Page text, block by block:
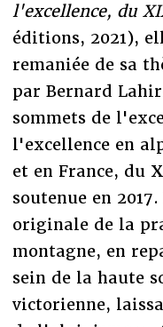
l'excellence, du
éditions, 2021),
remaniée de sa
par Bernard
sommets de
l'excellence en
et en France, du
soutenue en
originale de la
montagne, en
sein de la haute
victorienne,